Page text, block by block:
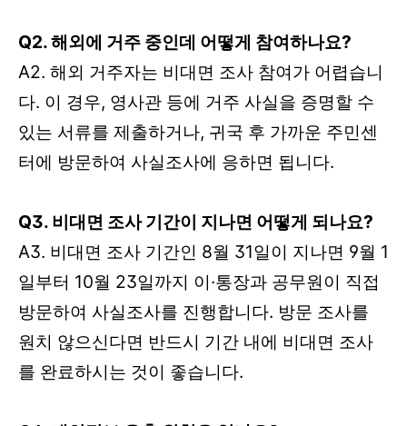
Q2. 해외에 거주 중인데 어떻게 참여하나요?
A2. 해외 거주자는 비대면 조사 참여가 어렵습니
다. 이 경우, 영사관 등에 거주 사실을 증명할 수
있는 서류를 제출하거나, 귀국 후 가까운 주민센
터에 방문하여 사실조사에 응하면 됩니다.
Q3. 비대면 조사 기간이 지나면 어떻게 되나요?
A3. 비대면 조사 기간인 8월 31일이 지나면 9월 1
일부터 10월 23일까지 이·통장과 공무원이 직접
방문하여 사실조사를 진행합니다. 방문 조사를
원치 않으신다면 반드시 기간 내에 비대면 조사
를 완료하시는 것이 좋습니다.